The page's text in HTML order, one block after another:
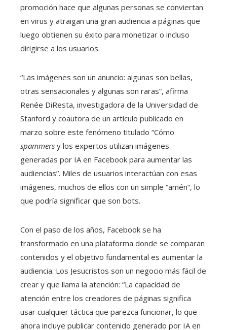
promoción hace que algunas personas se conviertan
en virus y atraigan una gran audiencia a páginas que
luego obtienen su éxito para monetizar o incluso
dirigirse a los usuarios.
“Las imágenes son un anuncio: algunas son bellas,
otras sensacionales y algunas son raras”, afirma
Renée DiResta, investigadora de la Universidad de
Stanford y coautora de un artículo publicado en
marzo sobre este fenómeno titulado “Cómo
spammers y los expertos utilizan imágenes
generadas por IA en Facebook para aumentar las
audiencias”. Miles de usuarios interactúan con esas
imágenes, muchos de ellos con un simple “amén”, lo
que podría significar que son bots.
Con el paso de los años, Facebook se ha
transformado en una plataforma donde se comparan
contenidos y el objetivo fundamental es aumentar la
audiencia. Los Jesucristos son un negocio más fácil de
crear y que llama la atención: “La capacidad de
atención entre los creadores de páginas significa
usar cualquier táctica que parezca funcionar, lo que
ahora incluye publicar contenido generado por IA en